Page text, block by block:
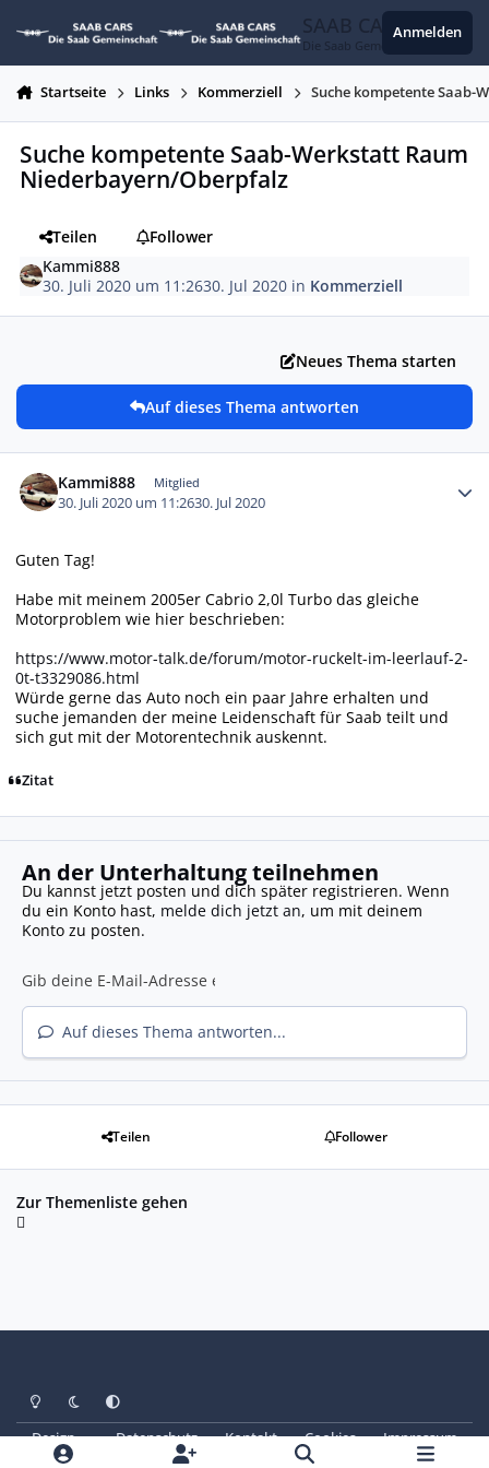
SAAB CARS
Die Saab Gemeinschaft
Anmelden
Startseite Links Kommerziell Suche kompetente
Suche kompetente Saab-Werkstatt Raum
Niederbayern/Oberpfalz
Teilen
Follower
Kammi888
30. Juli 2020 um 11:2630. Jul 2020 in Kommerziell
Neues Thema starten
Auf dieses Thema antworten
Kammi888 Mitglied
30. Juli 2020 um 11:2630. Jul 2020
Guten Tag!
Habe mit meinem 2005er Cabrio 2,0l Turbo das gleiche
Motorproblem wie hier beschrieben:
https://www.motor-talk.de/forum/motor-ruckelt-im-leerlauf-2-
0t-t3329086.html
Würde gerne das Auto noch ein paar Jahre erhalten und
suche jemanden der meine Leidenschaft für Saab teilt und
sich gut mit der Motorentechnik auskennt.
Zitat
An der Unterhaltung teilnehmen
Du kannst jetzt posten und dich später registrieren. Wenn
du ein Konto hast, melde dich jetzt an, um mit deinem
Konto zu posten.
Auf dieses Thema antworten...
Teilen Follower
Zur Themenliste gehen
Heller ModusDunkler Modus
Systemeinstellung
Design Datenschutz Kontakt Cookies
Impressum
© Copyright 2025 - SAABoteure e. V.
Powered by Invision Community